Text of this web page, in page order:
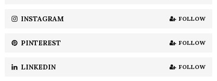
H
INSTAGRAM FOLLOW
PINTEREST FOLLOW
LINKEDIN FOLLOW